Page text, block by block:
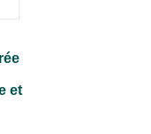
et